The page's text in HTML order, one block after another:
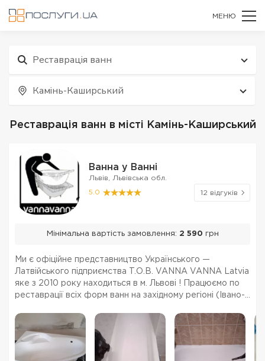
МЕНЮ
Реставрація ванн
Камінь-Каширський
Реставрація ванн в місті Камінь-Каширський
Ванна у Ванні
Львів, Львівська обл.
5.0 12 відгуків
Мінімальна вартість замовлення: 2 590 грн
Ми є офіційне представництво Українського —
Латвійського підприємства Т.О.В. VANNA VANNA Latvia
яке з 2010 року находиться в м. Львові ! Працюємо по
реставрації всіх форм ванн на західному регіоні (Івано-
Дрогобич, Стрий, Червоноград, Золочів...